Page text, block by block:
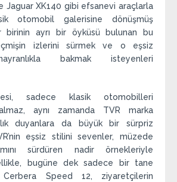
Jaguar XK140 gibi efsanevi araçlarla
otomobil galerisine dönüşmüş
birinin ayrı bir öyküsü bulunan bu
izlerini sürmek ve o eşsiz
bakmak isteyenleri
sadece klasik otomobilleri
aynı zamanda TVR marka
duyanlara da büyük bir sürpriz
eşsiz stilini sevenler, müzede
sürdüren nadir örnekleriyle
bugüne dek sadece bir tane
Speed 12, ziyaretçilerin